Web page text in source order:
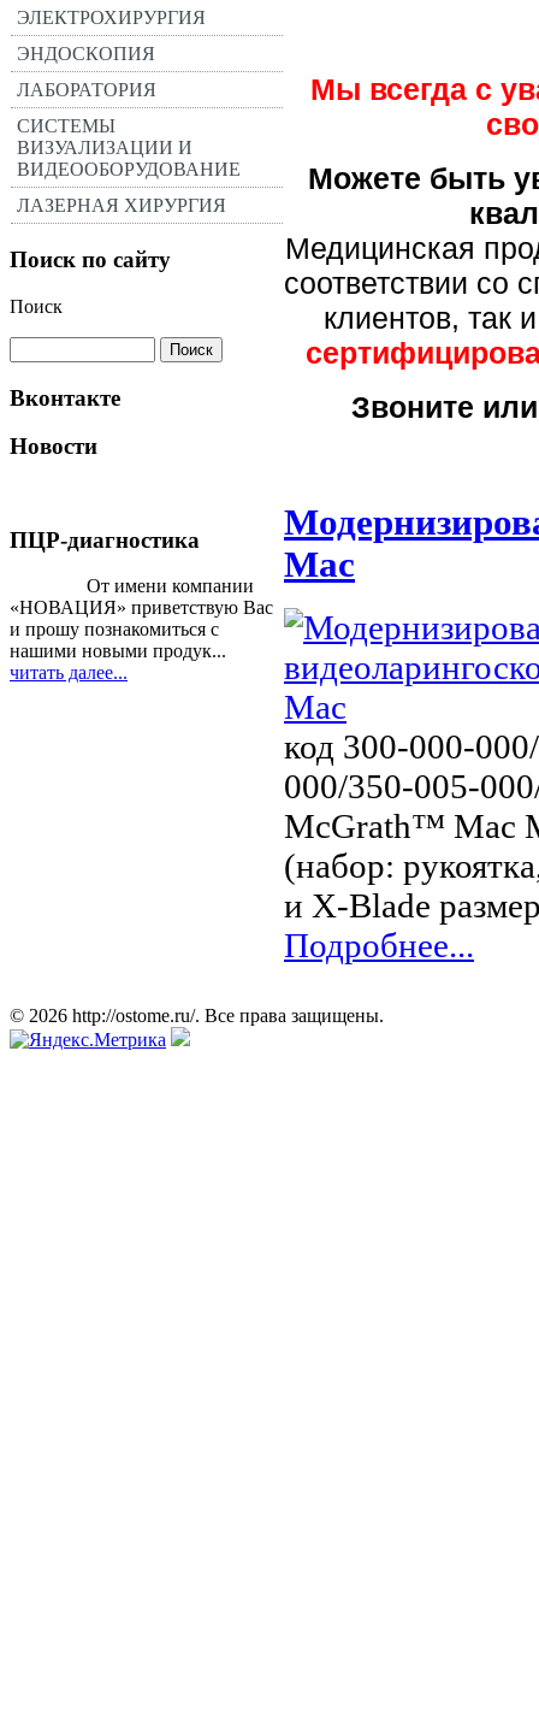
ЭЛЕКТРОХИРУРГИЯ
ЭНДОСКОПИЯ
ЛАБОРАТОРИЯ
СИСТЕМЫ
ВИЗУАЛИЗАЦИИ И
ВИДЕООБОРУДОВАНИЕ
ЛАЗЕРНАЯ ХИРУРГИЯ
Поиск по сайту
Поиск
Вконтакте
Новости
ПЦР-диагностика
От имени компании
«НОВАЦИЯ» приветствую Вас
и прошу познакомиться с
нашими новыми продук...
читать далее...
Мы всегда с
Можете быть
Медицинская
соответствии со
клиентов, так
Звоните
Mac
код 300-000-
000/350-005-
McGrath™ Mac
(набор:
и X-Blade
Подробнее...
© 2026 http://ostome.ru/. Все права защищены.